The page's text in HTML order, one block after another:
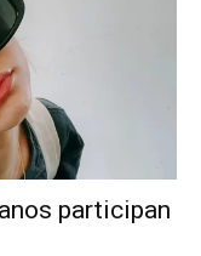
participan